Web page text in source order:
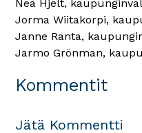
Nea Hjelt,
Jorma Wiitakorpi,
Janne Ranta,
Jarmo Grönman,
Kommentit
Jätä Kommentti